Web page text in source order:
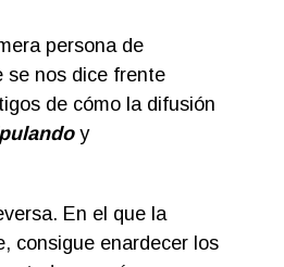
persona de
se nos dice frente
de cómo la difusión
y
En el que la
consigue enardecer los